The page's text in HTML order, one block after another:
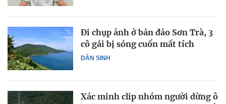
DÂN SINH
Đi chụp ảnh ở bán đảo Sơn Trà, 3
cô gái bị sóng cuốn mất tích
Xác minh clip nhóm người dừng ô